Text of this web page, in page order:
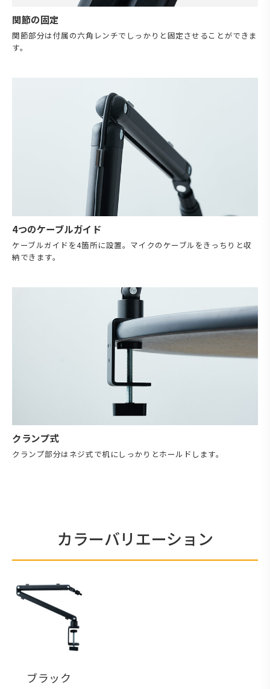
関節の固定
関節部分は付属の六角レンチでしっかりと固定させることができま
す。
4つのケーブルガイド
ケーブルガイドを4箇所に設置。マイクのケーブルをきっちりと収
納できます。
クランプ式
クランプ部分はネジ式で机にしっかりとホールドします。
カラーバリエーション
ブラック